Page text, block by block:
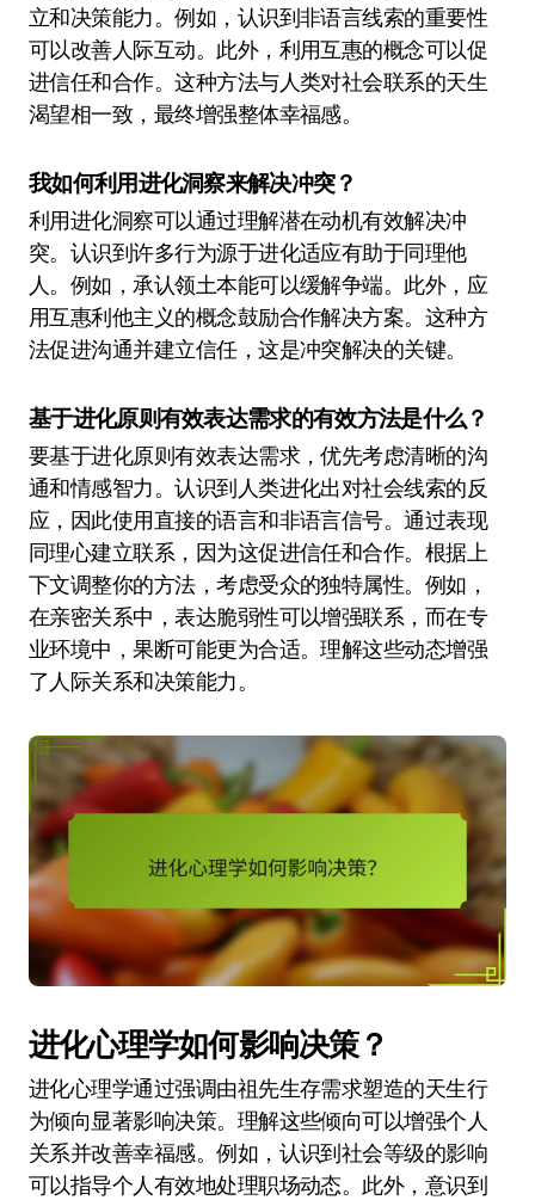
立和决策能力。例如，认识到非语言线索的重要性
可以改善人际互动。此外，利用互惠的概念可以促
进信任和合作。这种方法与人类对社会联系的天生
渴望相一致，最终增强整体幸福感。
我如何利用进化洞察来解决冲突？
利用进化洞察可以通过理解潜在动机有效解决冲
突。认识到许多行为源于进化适应有助于同理他
人。例如，承认领土本能可以缓解争端。此外，应
用互惠利他主义的概念鼓励合作解决方案。这种方
法促进沟通并建立信任，这是冲突解决的关键。
基于进化原则有效表达需求的有效方法是什么？
要基于进化原则有效表达需求，优先考虑清晰的沟
通和情感智力。认识到人类进化出对社会线索的反
应，因此使用直接的语言和非语言信号。通过表现
同理心建立联系，因为这促进信任和合作。根据上
下文调整你的方法，考虑受众的独特属性。例如，
在亲密关系中，表达脆弱性可以增强联系，而在专
业环境中，果断可能更为合适。理解这些动态增强
了人际关系和决策能力。
进化心理学如何影响决策？
进化心理学通过强调由祖先生存需求塑造的天生行
为倾向显著影响决策。理解这些倾向可以增强个人
关系并改善幸福感。例如，认识到社会等级的影响
可以指导个人有效地处理职场动态。此外，意识到